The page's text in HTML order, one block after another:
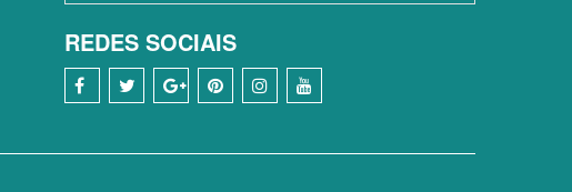
REDES SOCIAIS